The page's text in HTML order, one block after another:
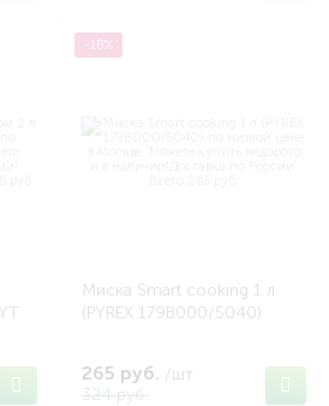
-18%
Миска Smart cooking 1 л
(PYREX 179B000/5040)
265 руб. /шт
324 руб.